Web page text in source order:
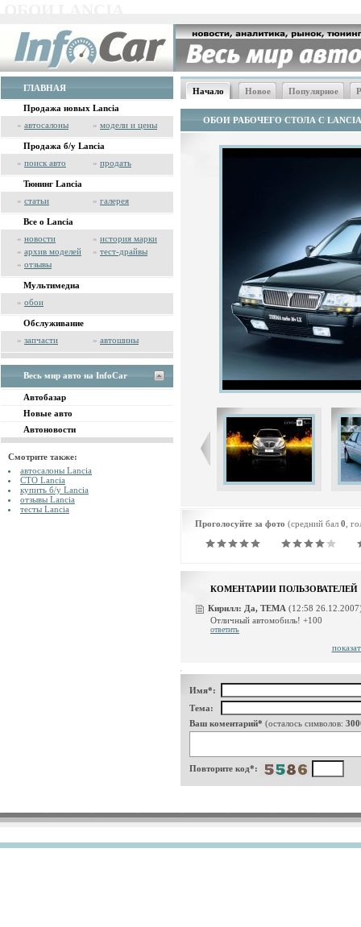
ГЛАВНАЯ
Продажа новых Lancia
» автосалоны » модели и цены
Продажа б/у Lancia
» поиск авто » продать
Тюнинг Lancia
» статьи » галерея
Все о Lancia
» новости » история марки
» архив моделей » тест-драйвы
» отзывы
Мультимедиа
» обои
Обслуживание
» запчасти » автошины
Весь мир авто на InfoCar
Автобазар
Новые авто
Автоновости
Смотрите также:
автосалоны Lancia
СТО Lancia
купить б/у Lancia
отзывы Lancia
тесты Lancia
Начало Новое Популярное
ОБОИ РАБОЧЕГО СТОЛА С LANCIA
Проголосуйте за фото (средний бал 0 ,
КОМЕНТАРИИ ПОЛЬЗОВАТЕЛЕЙ
Кирилл: Да, ТЕМА (12:58
Отличный автомобиль! +100
ответить
Имя*:
Тема:
Ваш коментарий* (осталось символов:
Повторите код*: